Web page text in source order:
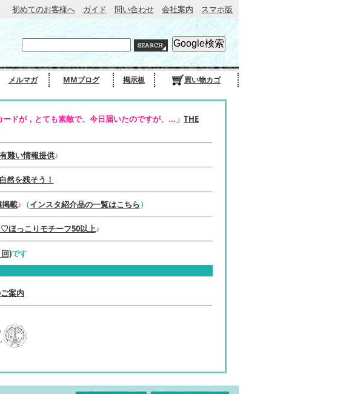
初めてのお客様へ ガイド 問い合わせ 会社案内 スマホ版
メルマガ MMブログ 掲示板 買い物カゴ
ドが，とても素敵で、今日届いたのですが、...」THE
難い情報提供♪
然を残そう！
載♪ （インスタ紹介品の一覧はこちら）
ほっこりモチーフ50以上♪
)です
案内